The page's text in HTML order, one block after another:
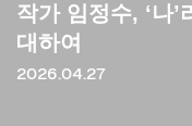
작가 임정수, ‘나’
대하여
2026.04.27
[논문(분석)] 현대
의 전환: 임정수
리를 가지지 않은